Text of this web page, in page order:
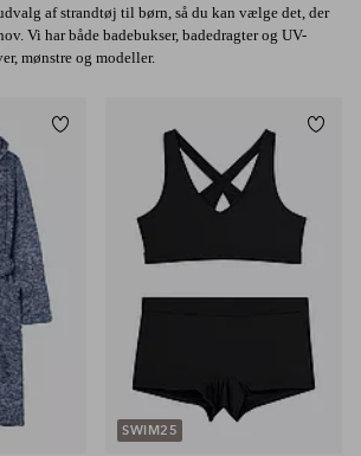
af strandtøj til børn, så du kan vælge det, der
Vi har både badebukser, badedragter og UV-
mønstre og modeller.
Tilføj til favoritter
SWIM25
134/140 146/152 158/164